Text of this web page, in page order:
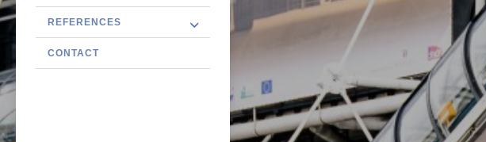
REFERENCES
CONTACT